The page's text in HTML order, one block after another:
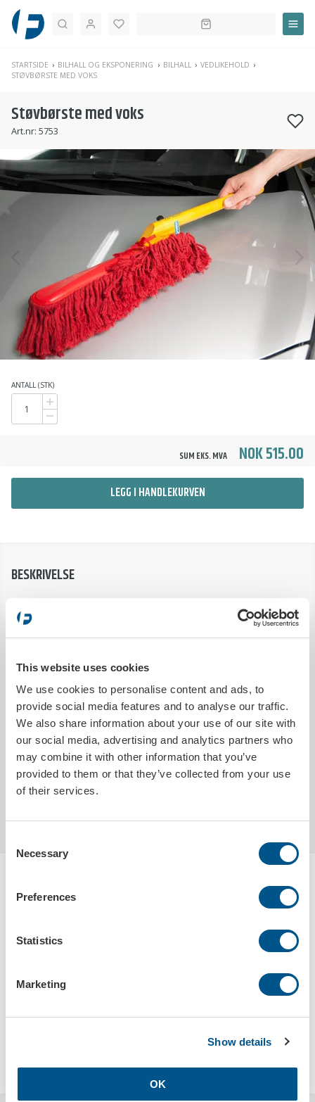
This website uses cookies
We use cookies to personalise content and ads, to
provide social media features and to analyse our traffic.
We also share information about your use of our site with
our social media, advertising and analytics partners who
may combine it with other information that you’ve
provided to them or that they’ve collected from your use
of their services.
Selection
Necessary
Preferences
Statistics
Marketing
Show details
OK
Søk
STARTSIDE BILHALL OG EKSPONERING BILHALL
VEDLIKEHOLD
STØVBØRSTE MED VOKS
Støvbørste med voks
Art.nr: 5753
ANTALL (STK)
SUM EKS. MVA NOK 515.00
LEGG I HANDLEKURVEN
BESKRIVELSE
produsert av 100 % bomull og inneholder parafinvoks. Vokset binder
støvet og gjør det effektiv å børste bort støvet, istedenfor at støvet
PRODUKTDETALJER
Sendes innen
1 arbeidsdag
Trykkbar
Nei
65 cm
MILJØDATA
Utslipp co² 5.6300kg/stk
STØVBØRSTE MED VOKS
Art.nr: 9201